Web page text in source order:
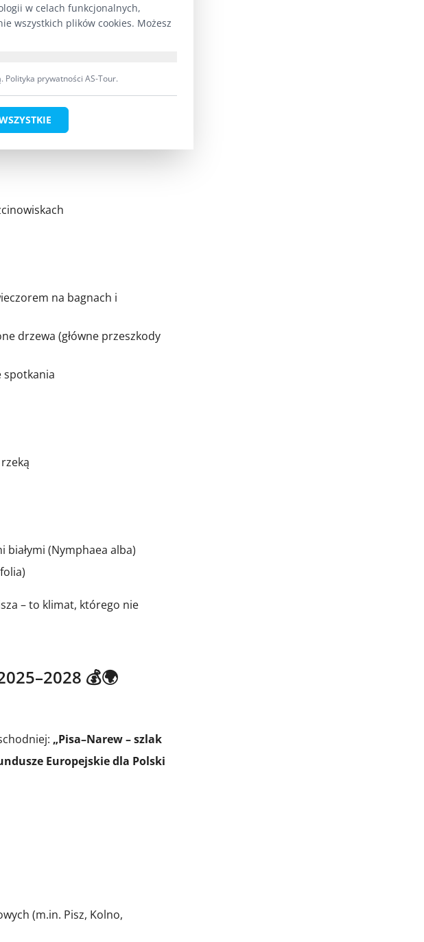
na bagnach i
drzewa (główne przeszkody
spotkania
(Nymphaea alba)
– to klimat, którego nie
💰🌍
„Pisa–Narew – szlak
Europejskie dla Polski
(m.in. Pisz, Kolno,
w celach funkcjonalnych,
wszystkich plików cookies. Możesz
Polityka prywatności AS-Tour.